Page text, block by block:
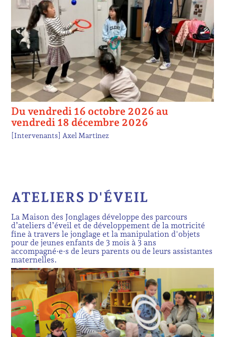
Du vendredi 16 octobre 2026 au
vendredi 18 décembre 2026
[Intervenants] Axel Martinez
ATELIERS D'ÉVEIL
La Maison des Jonglages développe des parcours
d’ateliers d’éveil et de développement de la motricité
fine à travers le jonglage et la manipulation d'objets
pour de jeunes enfants de 3 mois à 3 ans
accompagné·e·s de leurs parents ou de leurs assistantes
maternelles.